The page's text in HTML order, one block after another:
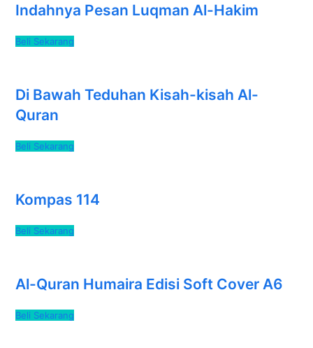
Indahnya Pesan Luqman Al-Hakim
Beli Sekarang
Di Bawah Teduhan Kisah-kisah Al-
Quran
Beli Sekarang
Kompas 114
Beli Sekarang
Al-Quran Humaira Edisi Soft Cover A6
Beli Sekarang